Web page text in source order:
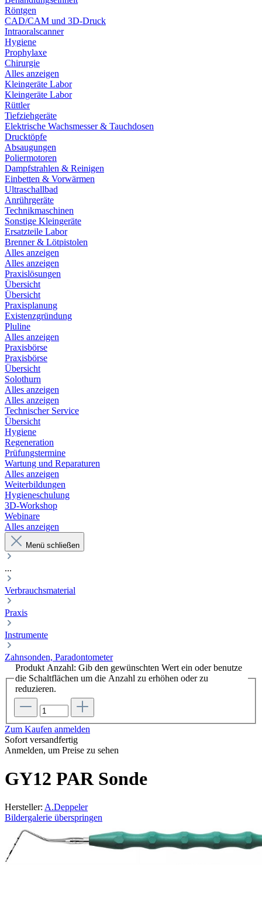
Röntgen
CAD/CAM und 3D-Druck
Intraoralscanner
Hygiene
Prophylaxe
Chirurgie
Alles anzeigen
Kleingeräte Labor
Kleingeräte Labor
Rüttler
Tiefziehgeräte
Elektrische Wachsmesser & Tauchdosen
Drucktöpfe
Absaugungen
Poliermotoren
Dampfstrahlen & Reinigen
Einbetten & Vorwärmen
Ultraschallbad
Anrührgeräte
Technikmaschinen
Sonstige Kleingeräte
Ersatzteile Labor
Brenner & Lötpistolen
Alles anzeigen
Alles anzeigen
Praxislösungen
Übersicht
Übersicht
Praxisplanung
Existenzgründung
Pluline
Alles anzeigen
Praxisbörse
Praxisbörse
Übersicht
Solothurn
Alles anzeigen
Alles anzeigen
Technischer Service
Übersicht
Hygiene
Regeneration
Prüfungstermine
Wartung und Reparaturen
Alles anzeigen
Weiterbildungen
Hygieneschulung
3D-Workshop
Webinare
Alles anzeigen
Menü schließen
...
Verbrauchsmaterial
Praxis
Instrumente
Zahnsonden, Paradontometer
Produkt Anzahl: Gib den gewünschten Wert ein oder benutze
die Schaltflächen um die Anzahl zu erhöhen oder zu
reduzieren.
Zum Kaufen anmelden
Sofort versandfertig
Anmelden, um Preise zu sehen
GY12 PAR Sonde
Hersteller: A.Deppeler
Bildergalerie überspringen